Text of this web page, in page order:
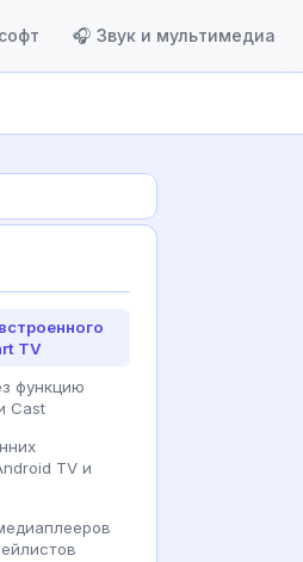
🎧 Звук и мультимедиа
TV
функцию
Cast
TV и